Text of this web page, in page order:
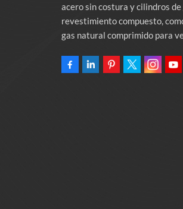
acero sin costura y cilindros de
revestimiento compuesto,
gas natural comprimido para
incendios. La empresa se